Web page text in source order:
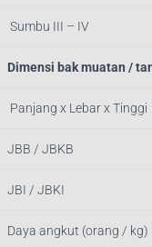
Sumbu III – IV
Dimensi bak muatan /
Panjang x Lebar x Tinggi
JBB / JBKB
JBI / JBKI
Daya angkut (orang / kg)